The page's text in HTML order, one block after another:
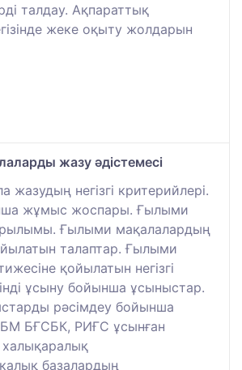
талдау. Ақпараттық
жеке оқыту жолдарын
жазу әдістемесі
негізгі критерийлері.
жұмыс жоспары. Ғылыми
Ғылыми мақалалардың
талаптар. Ғылыми
қойылатын негізгі
ұсыну бойынша ұсыныстар.
рәсімдеу бойынша
БҒСБК, РИҒС ұсынған
базалардың